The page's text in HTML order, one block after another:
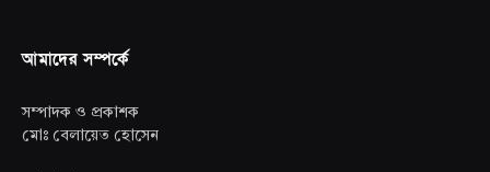
আমাদের সম্পর্কে
সম্পাদক ও প্রকাশক
মোঃ বেলায়েত হোসেন